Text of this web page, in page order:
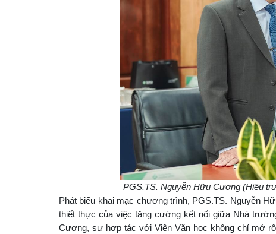
PGS.TS. Nguyễn Hữu Cương (Hiệu
Phát biểu khai mạc chương trình, PGS.TS. Nguyễn
thiết thực của việc tăng cường kết nối giữa Nhà
Cương, sự hợp tác với Viện Văn học không chỉ mở